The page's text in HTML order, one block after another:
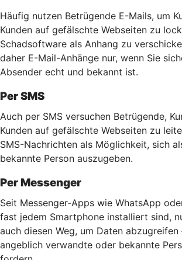
Häufig nutzen Betrügende E-Mails, um
Kunden auf gefälschte Webseiten zu
Schadsoftware als Anhang zu
daher E-Mail-Anhänge nur, wenn Sie
Absender echt und bekannt ist.
Per SMS
Auch per SMS versuchen Betrügende,
Kunden auf gefälschte Webseiten zu
SMS-Nachrichten als Möglichkeit, sich
bekannte Person auszugeben.
Per Messenger
Seit Messenger-Apps wie WhatsApp
fast jedem Smartphone installiert sind,
auch diesen Weg, um Daten abzugreifen
angeblich verwandte oder bekannte